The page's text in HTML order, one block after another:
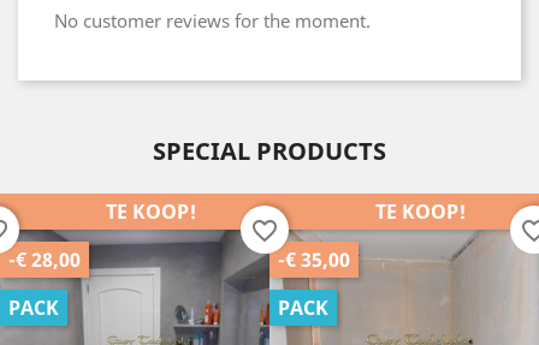
No customer reviews for the moment.
SPECIAL PRODUCTS
TE KOOP!
-€ 35,00
PACK
favorite_border
TE KOOP!
-€ 25,00
PACK